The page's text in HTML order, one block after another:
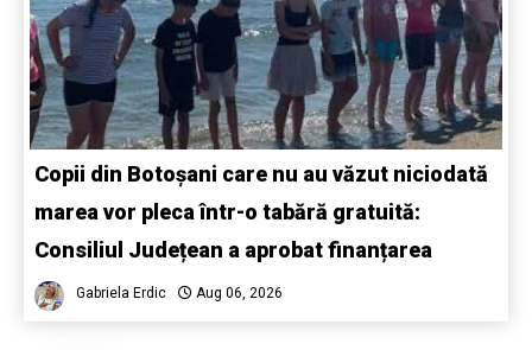
Copii din Botoșani care nu au văzut niciodată
marea vor pleca într-o tabără gratuită:
Consiliul Județean a aprobat finanțarea
Gabriela Erdic Aug 06, 2026